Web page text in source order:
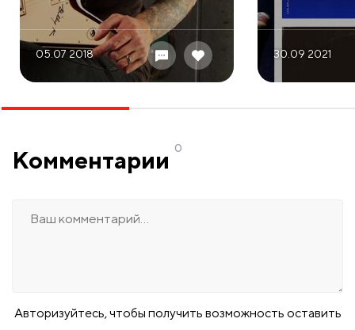
05.07 2018 30.09 2021
Комментарии 0
Авторизуйтесь, чтобы получить возможность оставить